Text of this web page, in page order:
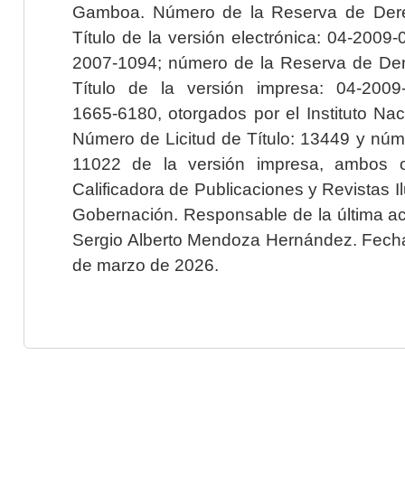
Gamboa. Número de la Reserva de
Título de la versión electrónica: 04-2009-
2007-1094; número de la Reserva de
Título de la versión impresa: 04-2009-
1665-6180, otorgados por el Instituto
Número de Licitud de Título: 13449 y
11022 de la versión impresa, ambos
Calificadora de Publicaciones y Revistas
Gobernación. Responsable de la última
Sergio Alberto Mendoza Hernández.
de marzo de 2026.